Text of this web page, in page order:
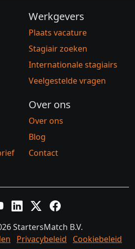
Werkgevers
Plaats vacature
Stagiair zoeken
Internationale stagiairs
Veelgestelde vragen
Over ons
Over ons
Blog
Contact
YouTubeLinkedInTwitter XFacebook
StartersMatch B.V.
Privacybeleid Cookiebeleid